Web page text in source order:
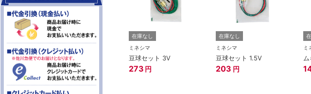
在庫なし
ミネシマ
豆球セット 3V
273 円
在庫なし
ミネシマ
豆球セット 1.5V
203 円
ミ